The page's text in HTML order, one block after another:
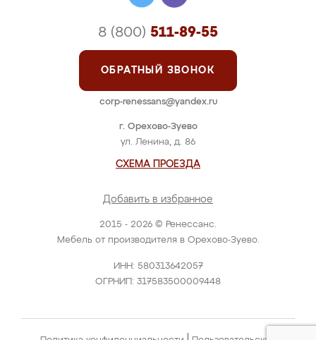
2015 - 2026 © Ренессанс.
Мебель от производителя в Орехово-Зуево.
ИНН: 580313642057
ОГРНИП: 317583500009448
г. Орехово-Зуево
ул. Ленина, д. 86
СХЕМА ПРОЕЗДА
Добавить в избранное
8 (800) 511-89-55
ОБРАТНЫЙ ЗВОНОК
corp-renessans@yandex.ru